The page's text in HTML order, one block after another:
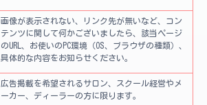
画像が表示されない、リンク先が無いなど、コン
テンツに関して何かございましたら、該当ページ
のURL、お使いのPC環境（OS、ブラウザの種類）、
具体的な内容をお知らせください。
広告掲載を希望されるサロン、スクール経営やメ
ーカー、ディーラーの方に限ります。